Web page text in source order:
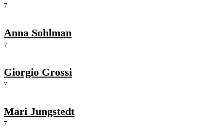
7
Anna Sohlman
7
Giorgio Grossi
7
Mari Jungstedt
7